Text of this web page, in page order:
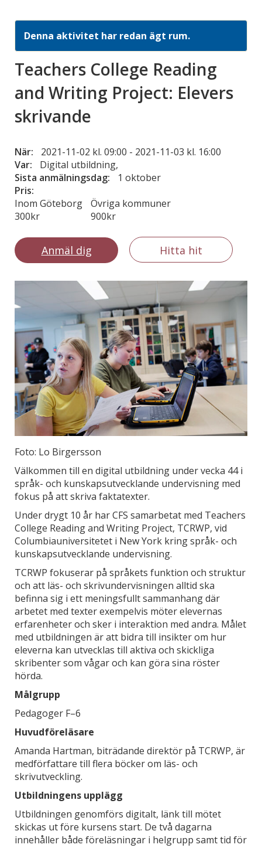
Denna aktivitet har redan ägt rum.
Teachers College Reading
and Writing Project: Elevers
skrivande
När: 2021-11-02 kl. 09:00 - 2021-11-03 kl. 16:00
Var:
Digital utbildning,
Sista anmälningsdag:
1 oktober
Pris:
Inom Göteborg
300kr
Övriga kommuner
900kr
Anmäl dig Hitta hit
Foto: Lo Birgersson
Välkommen till en digital utbildning under vecka 44 i
språk- och kunskapsutvecklande undervisning med
fokus på att skriva faktatexter.
Under drygt 10 år har CFS samarbetat med Teachers
College Reading and Writing Project, TCRWP, vid
Columbiauniversitetet i New York kring språk- och
kunskapsutvecklande undervisning.
TCRWP fokuserar på språkets funktion och struktur
och att läs- och skrivundervisningen alltid ska
befinna sig i ett meningsfullt sammanhang där
arbetet med texter exempelvis möter elevernas
erfarenheter och sker i interaktion med andra. Målet
med utbildningen är att bidra till insikter om hur
eleverna kan utvecklas till aktiva och skickliga
skribenter som vågar och kan göra sina röster
hörda.
Målgrupp
Pedagoger F–6
Huvudföreläsare
Amanda Hartman, biträdande direktör på TCRWP, är
medförfattare till flera böcker om läs- och
skrivutveckling.
Utbildningens upplägg
Utbildningen genomförs digitalt, länk till mötet
skickas ut före kursens start. De två dagarna
innehåller både föreläsningar i helgrupp samt tid för